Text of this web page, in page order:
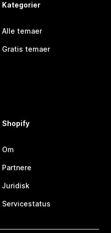
Kategorier
Alle temaer
Gratis temaer
Shopify
Om
Partnere
Juridisk
Servicestatus